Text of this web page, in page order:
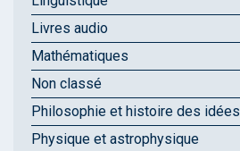
Livres audio
Mathématiques
Non classé
Philosophie et histoire des idées
Physique et astrophysique